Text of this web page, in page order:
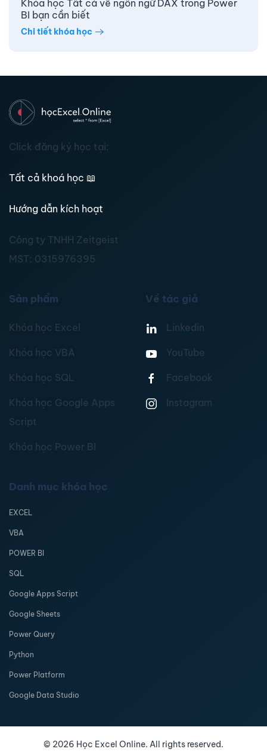
Khóa học Tất cả về ngôn ngữ DAX trong Power
BI bạn cần biết
Chi tiết khóa học
Click đăng ký học tại:
Tất cả khoá học 📖
Hướng dẫn kích hoạt
Công ty TNHH Zeitgeist
MST: 0315976395
Sản phẩm
Khóa học Excel
Khóa học VBA
Khóa học SQL
Khóa học Google Apps
Script
Khóa học Power BI
Về tác giả
Linkedin
YouTube
Facebook
Instagram
Danh mục khóa học
EXCEL
VBA
POWER BI
SQL
Google Apps Script
Google Sheets
Power Query
Python
Power Platform
Google Data Studio
© 2026 Học Excel Online. All rights reserved.